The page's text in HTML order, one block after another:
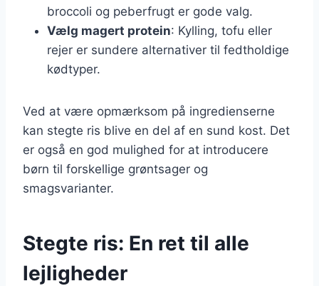
broccoli og peberfrugt er gode valg.
Vælg magert protein: Kylling, tofu eller
rejer er sundere alternativer til fedtholdige
kødtyper.
Ved at være opmærksom på ingredienserne
kan stegte ris blive en del af en sund kost. Det
er også en god mulighed for at introducere
børn til forskellige grøntsager og
smagsvarianter.
Stegte ris: En ret til alle
lejligheder